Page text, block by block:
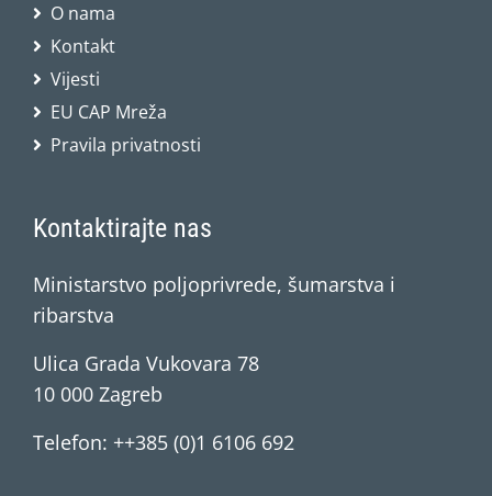
O nama
Kontakt
Vijesti
EU CAP Mreža
Pravila privatnosti
Kontaktirajte nas
Ministarstvo poljoprivrede, šumarstva i
ribarstva
Ulica Grada Vukovara 78
10 000 Zagreb
Telefon: ++385 (0)1 6106 692